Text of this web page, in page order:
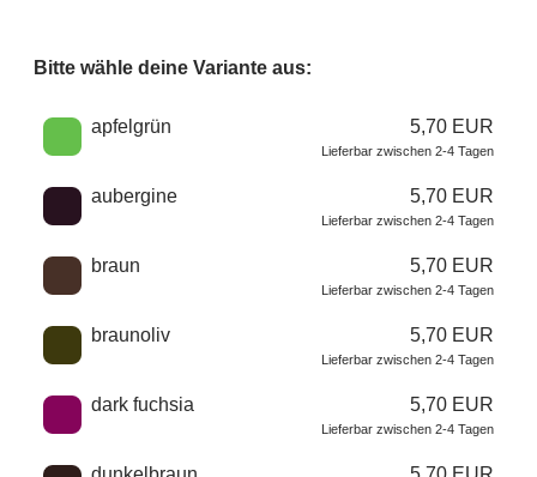
Bitte wähle deine Variante aus:
Wähle eine Farbe
apfelgrün 5,70 EUR
Lieferbar zwischen 2-4 Tagen
aubergine 5,70 EUR
Lieferbar zwischen 2-4 Tagen
braun 5,70 EUR
Lieferbar zwischen 2-4 Tagen
braunoliv 5,70 EUR
Lieferbar zwischen 2-4 Tagen
dark fuchsia 5,70 EUR
Lieferbar zwischen 2-4 Tagen